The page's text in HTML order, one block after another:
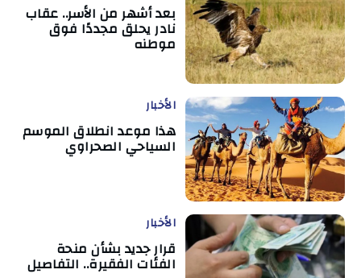
بعد أشهر من الأسر.. عقاب
نادر يحلق مجددًا فوق
موطنه
الأخبار
هذا موعد انطلاق الموسم
السياحي الصحراوي
الأخبار
قرار جديد بشأن منحة
الفئات الفقيرة.. التفاصيل